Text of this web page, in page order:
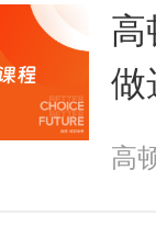
高
做
高